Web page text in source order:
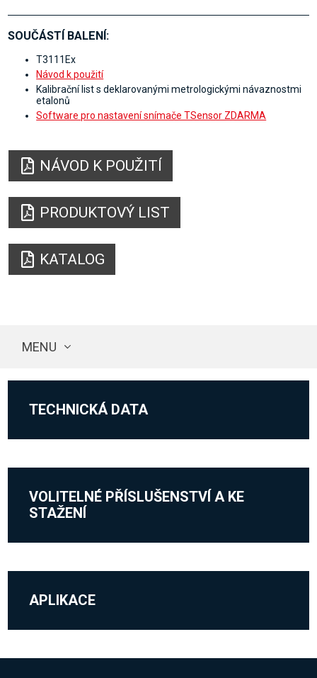
SOUČÁSTÍ BALENÍ:
T3111Ex
Návod k použití
Kalibrační list s deklarovanými metrologickými návaznostmi
etalonů
Software pro nastavení snímače TSensor ZDARMA
NÁVOD K POUŽITÍ
PRODUKTOVÝ LIST
KATALOG
MENU
TECHNICKÁ DATA
VOLITELNÉ PŘÍSLUŠENSTVÍ A KE
STAŽENÍ
APLIKACE